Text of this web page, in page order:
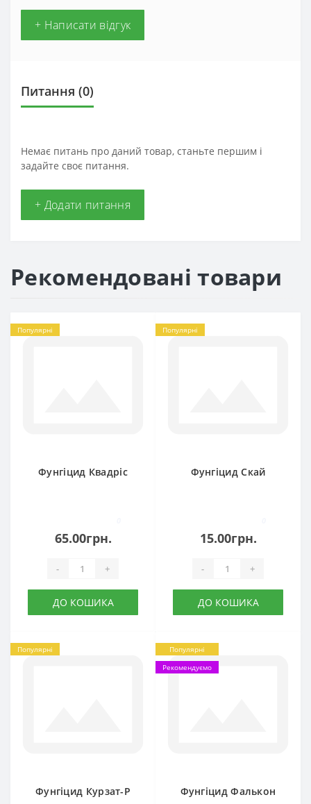
+ Написати відгук
Питання (0)
Немає питань про даний товар, станьте першим і
задайте своє питання.
+ Додати питання
Рекомендовані товари
Популярні
Фунгіцид Квадріс
65.00грн.
- +
ДО КОШИКА
Популярні
Фунгіцид Скай
15.00грн.
- +
ДО КОШИКА
Популярні
Фунгіцид Курзат-Р
Популярні
Рекомендуємо
Фунгіцид Фалькон